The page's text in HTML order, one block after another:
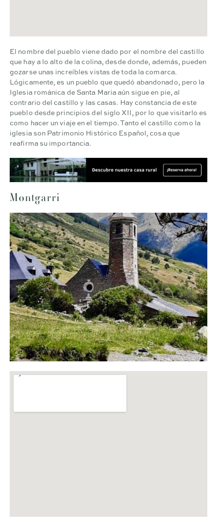
El nombre del pueblo viene dado por el nombre del castillo
que hay a lo alto de la colina, desde donde, además, pueden
gozarse unas increíbles vistas de toda la comarca.
Lógicamente, es un pueblo que quedó abandonado, pero la
Iglesia románica de Santa Maria aún sigue en pie, al
contrario del castillo y las casas. Hay constancia de este
pueblo desde principios del siglo XII, por lo que visitarlo es
como hacer un viaje en el tiempo. Tanto el castillo como la
iglesia son Patrimonio Histórico Español, cosa que
reafirma su importancia.
Montgarri